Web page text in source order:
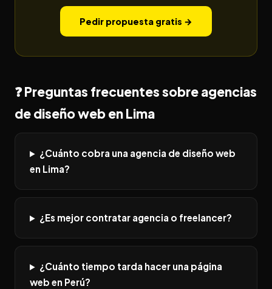
Pedir propuesta gratis →
❓ Preguntas frecuentes sobre agencias
de diseño web en Lima
¿Cuánto cobra una agencia de diseño web
en Lima?
¿Es mejor contratar agencia o freelancer?
¿Cuánto tiempo tarda hacer una página
web en Perú?